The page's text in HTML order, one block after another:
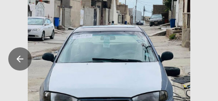
دیاریکراوەکانم
دوا بینراوەکان
چات